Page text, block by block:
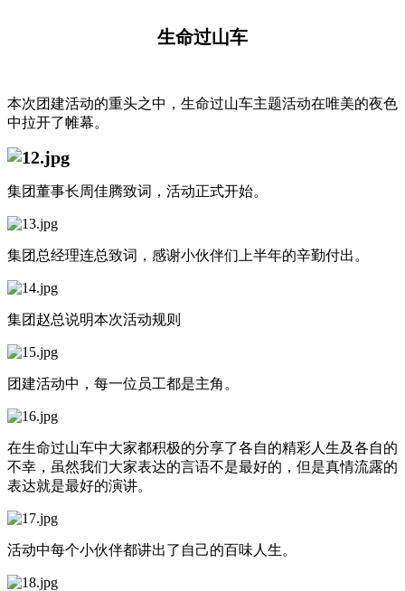
生命过山车
本次团建活动的重头之中，生命过山车主题活动在唯美的夜色
中拉开了帷幕。
集团董事长周佳腾致词，活动正式开始。
集团总经理连总致词，感谢小伙伴们上半年的辛勤付出。
集团赵总说明本次活动规则
团建活动中，每一位员工都是主角。
在生命过山车中大家都积极的分享了各自的精彩人生及各自的
不幸，虽然我们大家表达的言语不是最好的，但是真情流露的
表达就是最好的演讲。
活动中每个小伙伴都讲出了自己的百味人生。